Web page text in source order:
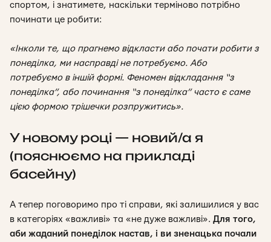
спортом, і знатимете, наскільки терміново потрібно
починати це робити:
«Інколи те, що прагнемо відкласти або почати робити з
понеділка, ми насправді не потребуємо. Або
потребуємо в іншій формі. Феномен відкладання “з
понеділка”, або починання “з понеділка” часто є саме
цією формою трішечки розпружитись».
У новому році — новий/а я
(пояснюємо на прикладі
басейну)
А тепер поговоримо про ті справи, які залишилися у вас
в категоріях «важливі» та «не дуже важливі». Для того,
аби жаданий понеділок настав, і ви зненацька почали